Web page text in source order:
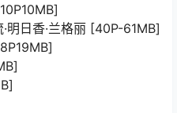
明日香·兰格丽 [40P-61MB]